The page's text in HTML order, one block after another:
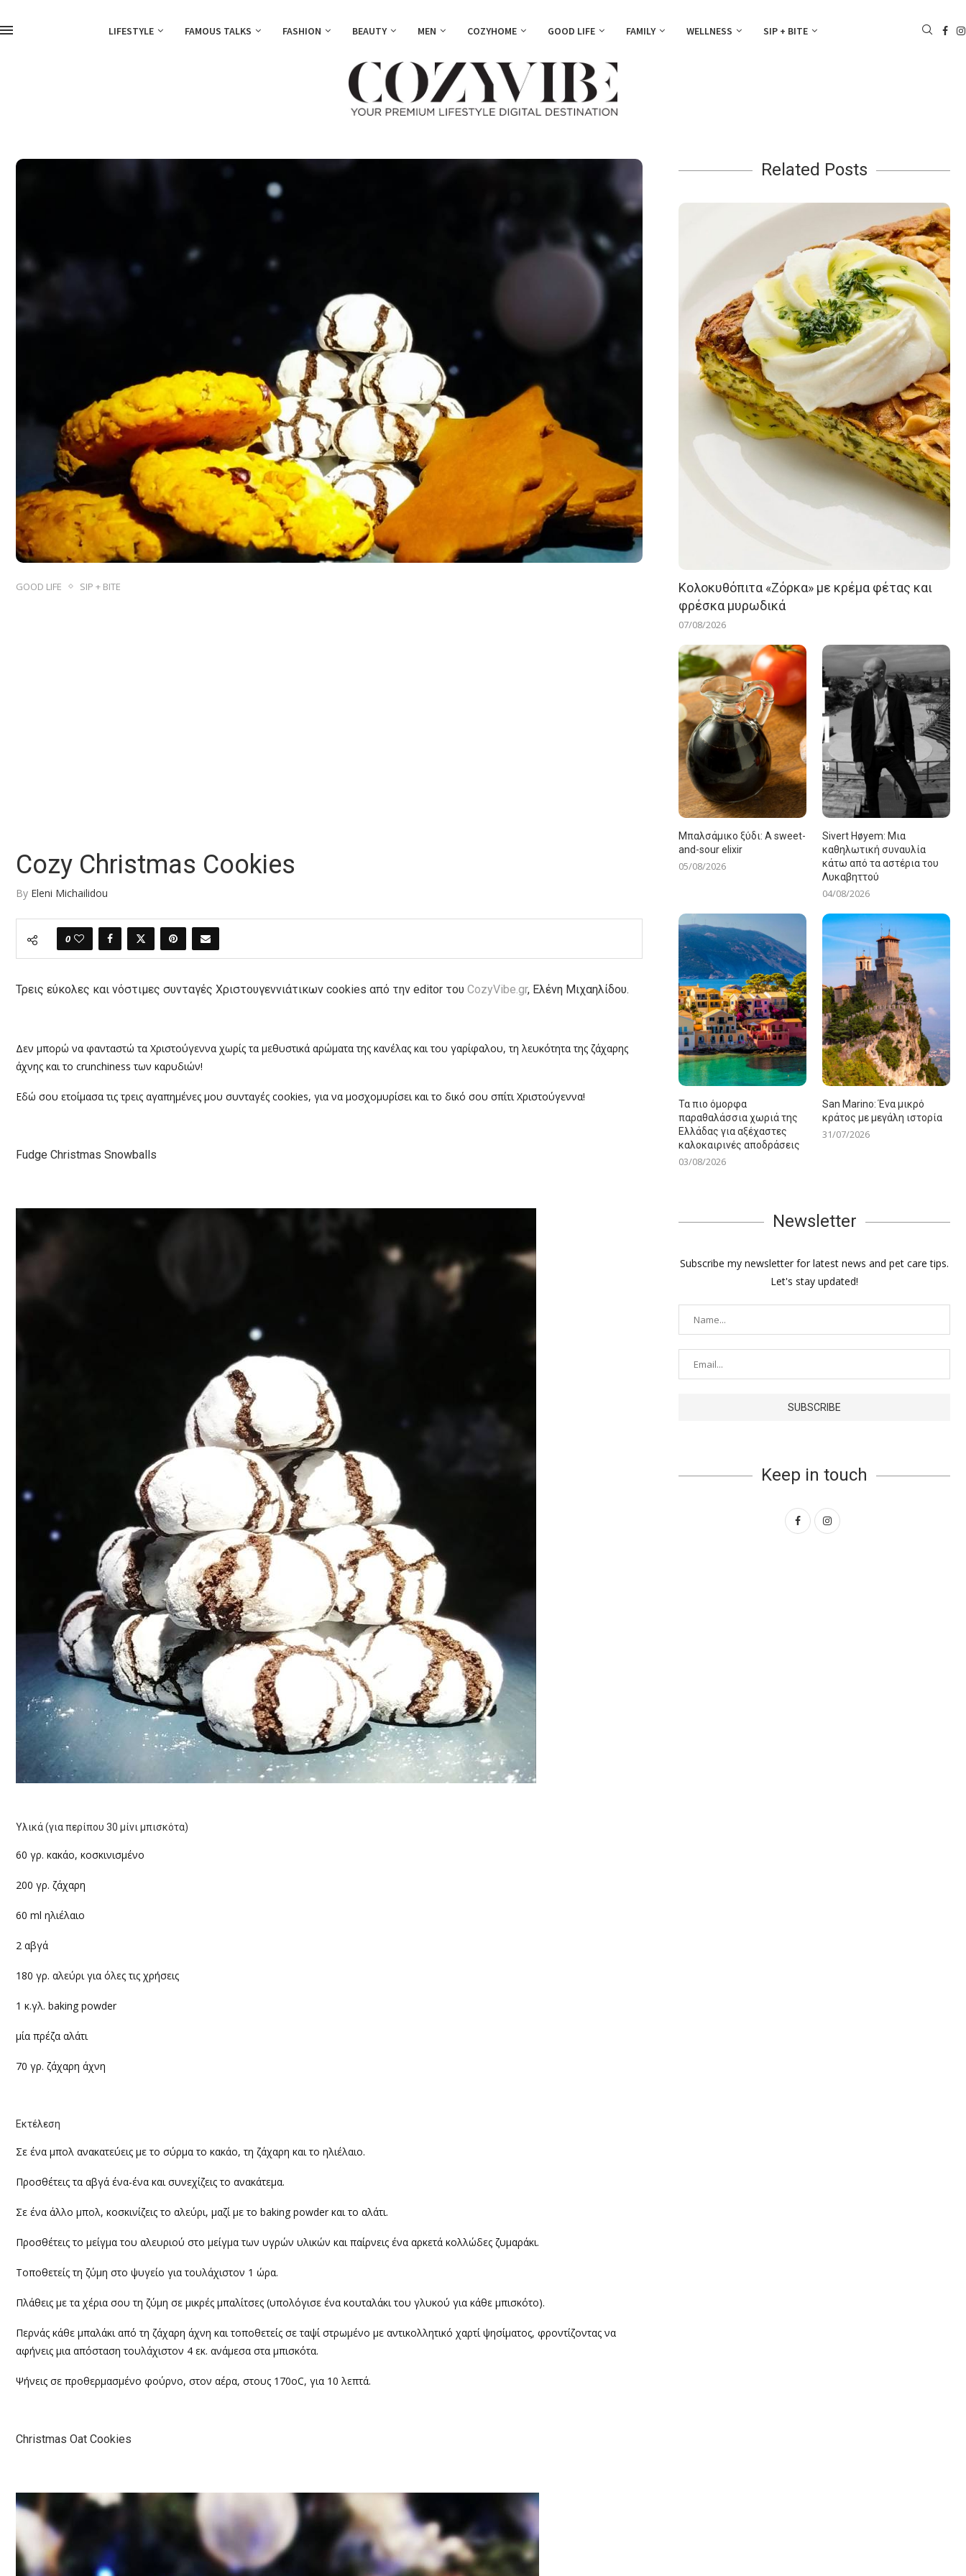
LIFESTYLE FAMOUS TALKS FASHION BEAUTY MEN COZYHOME GOOD LIFE FAMILY WELLNESS SIP + BITE
GOOD LIFE SIP + BITE
Cozy Christmas Cookies
By Eleni Michailidou
0
Τρεις εύκολες και νόστιμες συνταγές Χριστουγεννιάτικων cookies από την editor του CozyVibe.gr, Ελένη Μιχαηλίδου.
Δεν μπορώ να φανταστώ τα Χριστούγεννα χωρίς τα μεθυστικά αρώματα της κανέλας και του γαρίφαλου, τη λευκότητα της ζάχαρης
άχνης και το crunchiness των καρυδιών!
Εδώ σου ετοίμασα τις τρεις αγαπημένες μου συνταγές cookies, για να μοσχομυρίσει και το δικό σου σπίτι Χριστούγεννα!
Fudge Christmas Snowballs
Υλικά (για περίπου 30 μίνι μπισκότα)
60 γρ. κακάο, κοσκινισμένο
200 γρ. ζάχαρη
60 ml ηλιέλαιο
2 αβγά
180 γρ. αλεύρι για όλες τις χρήσεις
1 κ.γλ. baking powder
μία πρέζα αλάτι
70 γρ. ζάχαρη άχνη
Εκτέλεση
Σε ένα μπολ ανακατεύεις με το σύρμα το κακάο, τη ζάχαρη και το ηλιέλαιο.
Προσθέτεις τα αβγά ένα-ένα και συνεχίζεις το ανακάτεμα.
Σε ένα άλλο μπολ, κοσκινίζεις το αλεύρι, μαζί με το baking powder και το αλάτι.
Προσθέτεις το μείγμα του αλευριού στο μείγμα των υγρών υλικών και παίρνεις ένα αρκετά κολλώδες ζυμαράκι.
Τοποθετείς τη ζύμη στο ψυγείο για τουλάχιστον 1 ώρα.
Πλάθεις με τα χέρια σου τη ζύμη σε μικρές μπαλίτσες (υπολόγισε ένα κουταλάκι του γλυκού για κάθε μπισκότο).
Περνάς κάθε μπαλάκι από τη ζάχαρη άχνη και τοποθετείς σε ταψί στρωμένο με αντικολλητικό χαρτί ψησίματος, φροντίζοντας να
αφήνεις μια απόσταση τουλάχιστον 4 εκ. ανάμεσα στα μπισκότα.
Ψήνεις σε προθερμασμένο φούρνο, στον αέρα, στους 170οC, για 10 λεπτά.
Christmas Oat Cookies
Related Posts
Κολοκυθόπιτα «Ζόρκα» με κρέμα φέτας και
φρέσκα μυρωδικά
07/08/2026
Μπαλσάμικο ξύδι: A sweet-
and-sour elixir
05/08/2026
Sivert Høyem: Μια
καθηλωτική συναυλία
κάτω από τα αστέρια του
Λυκαβηττού
04/08/2026
Τα πιο όμορφα
παραθαλάσσια χωριά της
Ελλάδας για αξέχαστες
καλοκαιρινές αποδράσεις
03/08/2026
San Marino: Ένα μικρό
κράτος με μεγάλη ιστορία
31/07/2026
Newsletter
Subscribe my newsletter for latest news and pet care tips.
Let's stay updated!
Keep in touch